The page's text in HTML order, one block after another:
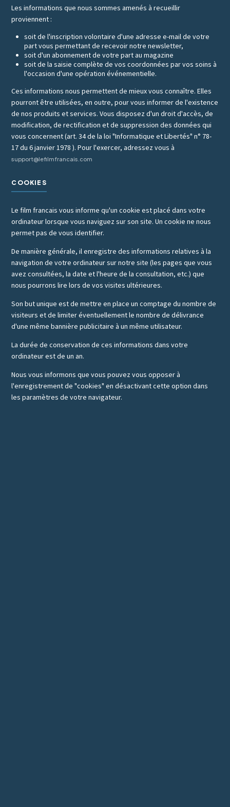
Les informations que nous sommes amenés à recueillir
proviennent :
soit de l'inscription volontaire d'une adresse e-mail de votre
part vous permettant de recevoir notre newsletter,
soit d'un abonnement de votre part au magazine
soit de la saisie complète de vos coordonnées par vos soins à
l'occasion d'une opération événementielle.
Ces informations nous permettent de mieux vous connaître. Elles
pourront être utilisées, en outre, pour vous informer de l'existence
de nos produits et services. Vous disposez d'un droit d'accès, de
modification, de rectification et de suppression des données qui
vous concernent (art. 34 de la loi "Informatique et Libertés" n° 78-
17 du 6 janvier 1978 ). Pour l'exercer, adressez vous à
support@lefilmfrancais.com
COOKIES
Le film francais vous informe qu'un cookie est placé dans votre
ordinateur lorsque vous naviguez sur son site. Un cookie ne nous
permet pas de vous identifier.
De manière générale, il enregistre des informations relatives à la
navigation de votre ordinateur sur notre site (les pages que vous
avez consultées, la date et l'heure de la consultation, etc.) que
nous pourrons lire lors de vos visites ultérieures.
Son but unique est de mettre en place un comptage du nombre de
visiteurs et de limiter éventuellement le nombre de délivrance
d'une même bannière publicitaire à un même utilisateur.
La durée de conservation de ces informations dans votre
ordinateur est de un an.
Nous vous informons que vous pouvez vous opposer à
l'enregistrement de "cookies" en désactivant cette option dans
les paramètres de votre navigateur.